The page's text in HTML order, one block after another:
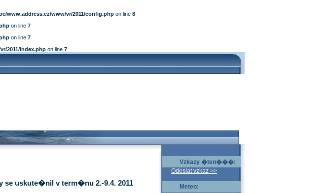
www.address.cz/www/vr/2011/config.php on line 8
on line 7
on line 7
2011/index.php on line 7
uskute�nil v term�nu 2.-9.4. 2011
Vzkazy �ten���:
Odeslat vzkaz >>
Meteo: